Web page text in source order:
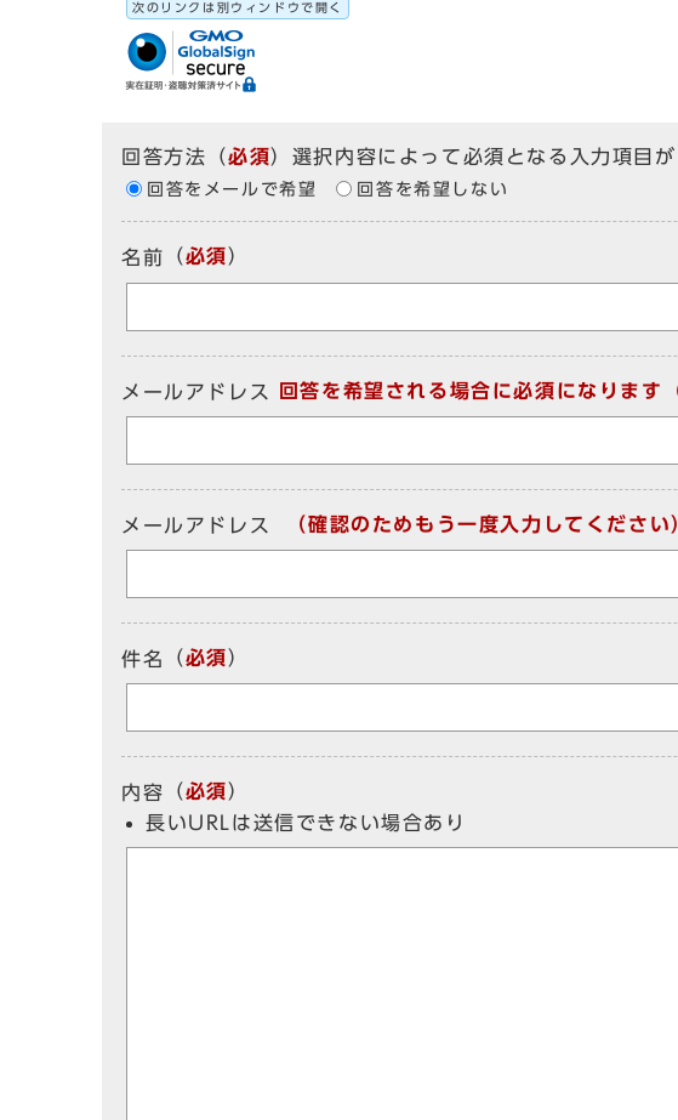
次のリンクは別ウィンドウで開く
回答方法 （必須）選択内容によって必須となる入力項目
回答をメールで希望 回答を希望しない
名前 （必須）
メールアドレス 回答を希望される場合に必須になります
メールアドレス （確認のためもう一度入力してください
件名 （必須）
内容 （必須）
長いURLは送信できない場合あり